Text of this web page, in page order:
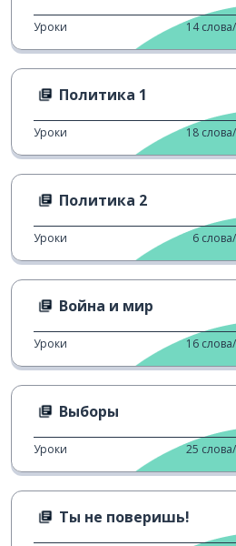
Уроки 14
Политика 1
Уроки 18
Политика 2
Уроки 6
Война и мир
Уроки 16
Выборы
Уроки 25
Ты не поверишь!